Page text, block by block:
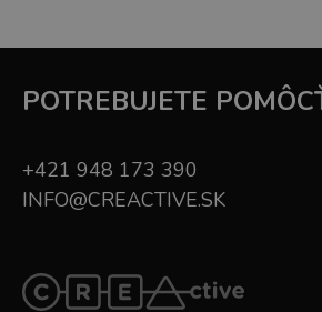
POTREBUJETE
+421 948 173 390
INFO@CREACTIVE.SK